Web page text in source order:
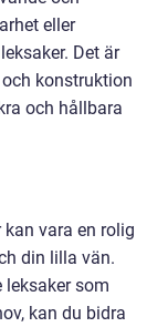
eller
Det är
konstruktion
och hållbara
vara en rolig
din lilla vän.
som
kan du bidra